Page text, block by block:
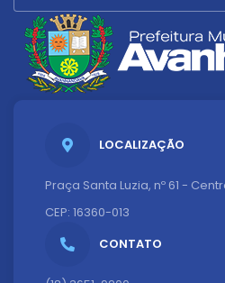
LOCALIZAÇÃO
Praça Santa Luzia, nº 61 -
CEP: 16360-013
CONTATO